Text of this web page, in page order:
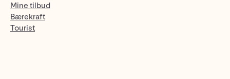
Mine tilbud
Bærekraft
Tourist